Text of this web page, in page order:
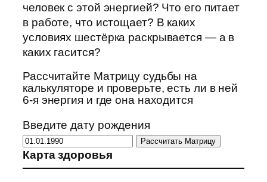
человек с этой энергией? Что его питает
в работе, что истощает? В каких
условиях шестёрка раскрывается — а в
каких гасится?
Рассчитайте Матрицу судьбы на
калькуляторе и проверьте, есть ли в ней
6-я энергия и где она находится
Введите дату рождения
Рассчитать Матрицу
Карта здоровья